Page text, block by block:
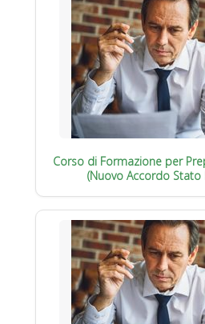
Corso di Formazione per
(Nuovo Accordo Stato